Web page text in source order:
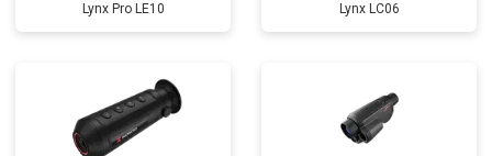
Lynx Pro LE10 Lynx LC06